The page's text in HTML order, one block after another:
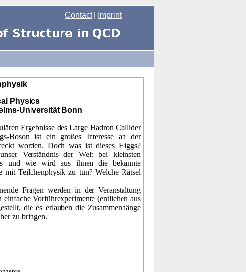
Contact| Imprint
Physics
Universität Bonn
Ergebnisse des Large Hadron Collider
Boson ist ein großes Interesse an der
worden. Doch was ist dieses Higgs?
Verständnis der Welt bei kleinsten
und wie wird aus ihnen die bekannte
Teilchenphysik zu tun? Welche Rätsel
Fragen werden in der Veranstaltung
einfache Vorführexperimente (entliehen aus
die es erlauben die Zusammenhänge
zu bringen.